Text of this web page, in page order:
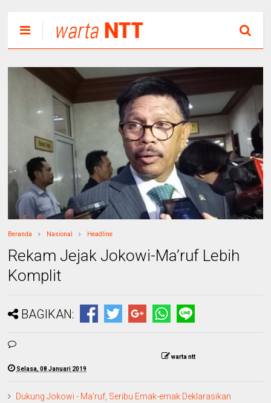
Beranda Nasional Headline
Rekam Jejak Jokowi-Ma’ruf Lebih
Komplit
BAGIKAN:
warta ntt
Selasa, 08 Januari 2019
Dukung Jokowi - Ma'ruf, Seribu Emak-emak Deklarasikan